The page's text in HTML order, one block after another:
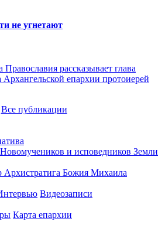
не угнетают
рассказывает глава
Архангельской епархии протоиерей
Все публикации
Видеозаписи
Карта епархии